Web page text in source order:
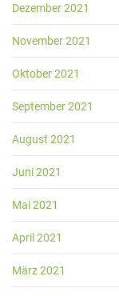
Dezember 2021
November 2021
Oktober 2021
September 2021
August 2021
Juni 2021
Mai 2021
April 2021
März 2021